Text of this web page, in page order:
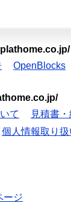
OpenBlocks
て 見積書
個人情報取り
ージ